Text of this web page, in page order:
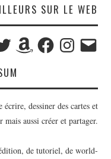
SUR LE WEB
AmazonFacebookInstagram
E-
mail
dessiner des cartes et
mais aussi créer et partager.
de tutoriel, de world-